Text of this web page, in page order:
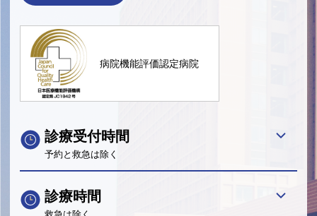
病院機能評価認定病院
診療受付時間
予約と救急は除く
診療時間